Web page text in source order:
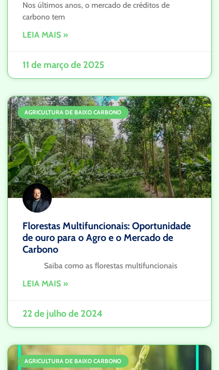
Nos últimos anos, o mercado de créditos de
carbono tem
LEIA MAIS »
11 de março de 2025
AGRICULTURA DE BAIXO CARBONO
Florestas Multifuncionais: Oportunidade
de ouro para o Agro e o Mercado de
Carbono
Saiba como as florestas multifuncionais
LEIA MAIS »
22 de julho de 2024
AGRICULTURA DE BAIXO CARBONO